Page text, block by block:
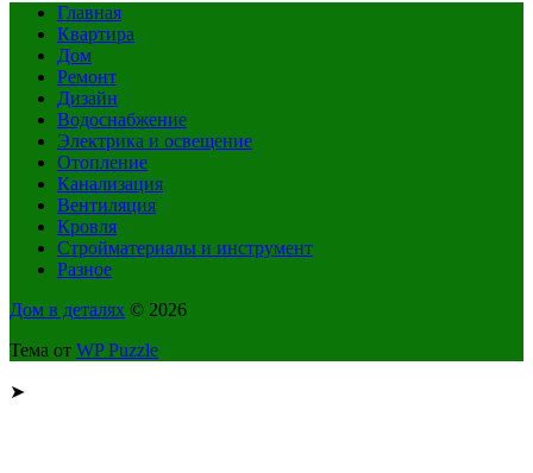
Главная
Квартира
Дом
Ремонт
Дизайн
Водоснабжение
Электрика и освещение
Отопление
Канализация
Вентиляция
Кровля
Стройматериалы и инструмент
Разное
Дом в деталях © 2026
Тема от WP Puzzle
➤